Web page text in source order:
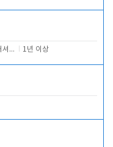
베팅.,청소<<캐셔 모셔봅니다. 1년 이상